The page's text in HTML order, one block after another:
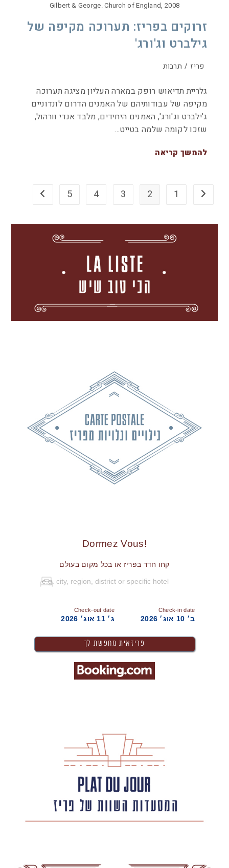
Gilbert & George. Church of England, 2008
זרוקים בפריז: תערוכה מקיפה של
גילברט וג'ורג'
פריז / תרבות
גלריית תדיאוש רופק במארה העליון מציגה תערוכה
מקיפה של עבודותיהם של האמנים הדרום לונדוניים
ג'ילברט וג'ורג', האמנים היחידים, מלבד אנדי וורהול,
שזכו לקומה שלמה בטייט…
להמשך קריאה
1
2
3
4
5
!Dormez Vous
קחו חדר בפריז או בכל מקום בעולם
Check-in date
ב׳ 10 אוג׳ 2026
Check-out date
ג׳ 11 אוג׳ 2026